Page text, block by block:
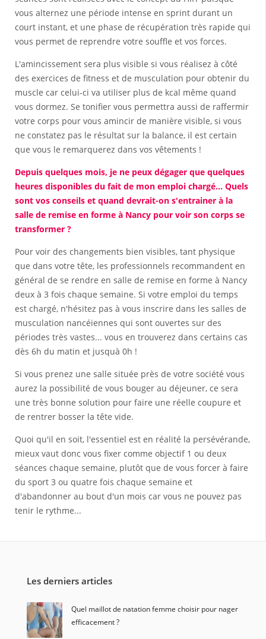
vous alternez une période intense en sprint durant un
court instant, et une phase de récupération très rapide qui
vous permet de reprendre votre souffle et vos forces.
L'amincissement sera plus visible si vous réalisez à côté
des exercices de fitness et de musculation pour obtenir du
muscle car celui-ci va utiliser plus de kcal même quand
vous dormez. Se tonifier vous permettra aussi de raffermir
votre corps pour vous amincir de manière visible, si vous
ne constatez pas le résultat sur la balance, il est certain
que vous le remarquerez dans vos vêtements !
Depuis quelques mois, je ne peux dégager que quelques
heures disponibles du fait de mon emploi chargé... Quels
sont vos conseils et quand devrait-on s'entrainer à la
salle de remise en forme à Nancy pour voir son corps se
transformer ?
Pour voir des changements bien visibles, tant physique
que dans votre tête, les professionnels recommandent en
général de se rendre en salle de remise en forme à Nancy
deux à 3 fois chaque semaine. Si votre emploi du temps
est chargé, n'hésitez pas à vous inscrire dans les salles de
musculation nancéiennes qui sont ouvertes sur des
périodes très vastes... vous en trouverez dans certains cas
dès 6h du matin et jusquà 0h !
Si vous prenez une salle située près de votre société vous
aurez la possibilité de vous bouger au déjeuner, ce sera
une très bonne solution pour faire une réelle coupure et
de rentrer bosser la tête vide.
Quoi qu'il en soit, l'essentiel est en réalité la persévérande,
mieux vaut donc vous fixer comme objectif 1 ou deux
séances chaque semaine, plutôt que de vous forcer à faire
du sport 3 ou quatre fois chaque semaine et
d'abandonner au bout d'un mois car vous ne pouvez pas
tenir le rythme...
Les derniers articles
Quel maillot de natation femme choisir pour nager
efficacement ?